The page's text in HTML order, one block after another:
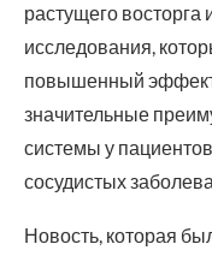
растущего восторга
исследования,
повышенный
значительные
системы у
сосудистых
Новость, которая